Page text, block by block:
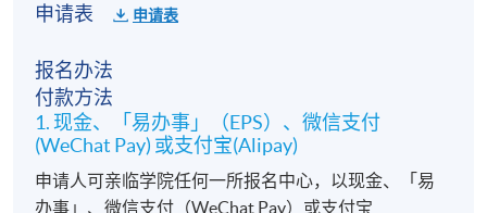
申请表 申请表
报名办法
付款方法
1. 现金、「易办事」（EPS）、微信支付
(WeChat Pay) 或支付宝(Alipay)
申请人可亲临学院任何一所报名中心，以现金、「易
办事」、微信支付（WeChat Pay）或支付宝